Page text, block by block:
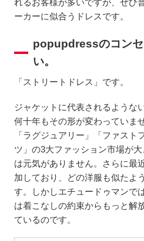
れるお客様が多いですが、ぜひ
ーカーに似合うドレスです。
popupdressのコンセ
い。
「ストリートドレス」です。
ジャケットに代表されるような
何十年もその形が変わっていま
「ラグジュアリー」「ファスト
ツ」の3大ファッション市場が
は元気がありません。さらに最
加しており、どの洋服も似たよ
す。しかしエチュードゥマンで
は着こなしの約束からもっと解
ているのです。